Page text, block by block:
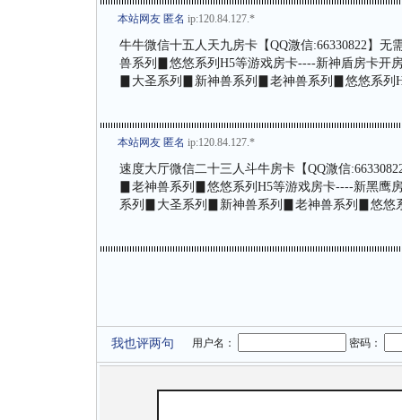
本站网友 匿名 ip:120.84.127.*
牛牛微信十五人天九房卡【QQ溦信:66330822】
兽系列▊悠悠系列H5等游戏房卡----新神盾房卡开
▊大圣系列▊新神兽系列▊老神兽系列▊悠悠系列
本站网友 匿名 ip:120.84.127.*
速度大厅微信二十三人斗牛房卡【QQ溦信
▊老神兽系列▊悠悠系列H5等游戏房卡----新黑鹰
系列▊大圣系列▊新神兽系列▊老神兽系列▊悠悠
我也评两句 用户名： 密码：